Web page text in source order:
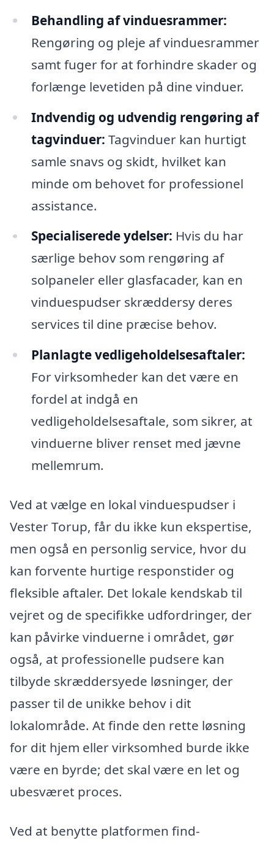
Behandling af vinduesrammer:
Rengøring og pleje af vinduesrammer
samt fuger for at forhindre skader og
forlænge levetiden på dine vinduer.
Indvendig og udvendig rengøring af
tagvinduer: Tagvinduer kan hurtigt
samle snavs og skidt, hvilket kan
minde om behovet for professionel
assistance.
Specialiserede ydelser: Hvis du har
særlige behov som rengøring af
solpaneler eller glasfacader, kan en
vinduespudser skræddersy deres
services til dine præcise behov.
Planlagte vedligeholdelsesaftaler:
For virksomheder kan det være en
fordel at indgå en
vedligeholdelsesaftale, som sikrer, at
vinduerne bliver renset med jævne
mellemrum.
Ved at vælge en lokal vinduespudser i
Vester Torup, får du ikke kun ekspertise,
men også en personlig service, hvor du
kan forvente hurtige responstider og
fleksible aftaler. Det lokale kendskab til
vejret og de specifikke udfordringer, der
kan påvirke vinduerne i området, gør
også, at professionelle pudsere kan
tilbyde skræddersyede løsninger, der
passer til de unikke behov i dit
lokalområde. At finde den rette løsning
for dit hjem eller virksomhed burde ikke
være en byrde; det skal være en let og
ubesværet proces.
Ved at benytte platformen find-